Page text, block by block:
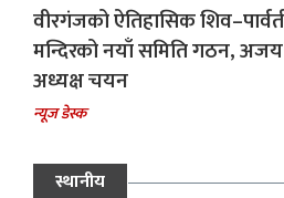
वीरगंजको ऐतिहासिक
मन्दिरको नयाँ समिति गठन, अजय
अध्यक्ष चयन
न्यूज डेस्क
स्थानीय